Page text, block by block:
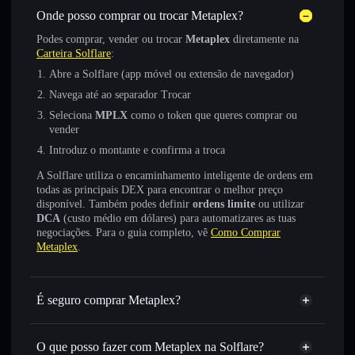
Onde posso comprar ou trocar Metaplex?
Podes comprar, vender ou trocar Metaplex diretamente na
Carteira Solflare:
Abre a Solflare (app móvel ou extensão de navegador)
Navega até ao separador Trocar
Seleciona MPLX como o token que queres comprar ou
vender
Introduz o montante e confirma a troca
A Solflare utiliza o encaminhamento inteligente de ordens em
todas as principais DEX para encontrar o melhor preço
disponível. Também podes definir ordens limite ou utilizar
DCA (custo médio em dólares) para automatizares as tuas
negociações. Para o guia completo, vê Como Comprar
Metaplex.
É seguro comprar Metaplex?
Metaplex token verificado
O que posso fazer com Metaplex na Solflare?